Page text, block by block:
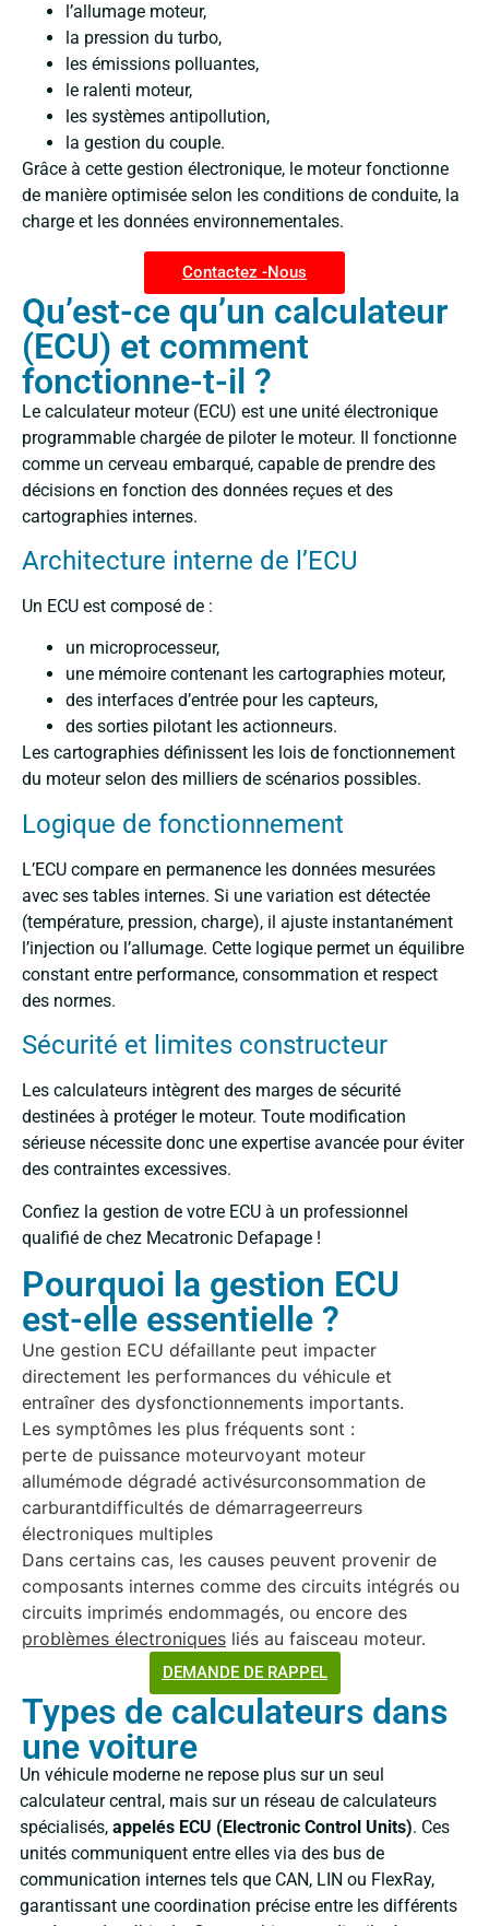
l’allumage moteur,
la pression du turbo,
les émissions polluantes,
le ralenti moteur,
les systèmes antipollution,
la gestion du couple.
Grâce à cette gestion électronique, le moteur fonctionne
de manière optimisée selon les conditions de conduite, la
charge et les données environnementales.
Contactez -Nous
Qu’est-ce qu’un calculateur
(ECU) et comment
fonctionne-t-il ?
Le calculateur moteur (ECU) est une unité électronique
programmable chargée de piloter le moteur. Il fonctionne
comme un cerveau embarqué, capable de prendre des
décisions en fonction des données reçues et des
cartographies internes.
Architecture interne de l’ECU
Un ECU est composé de :
un microprocesseur,
une mémoire contenant les cartographies moteur,
des interfaces d’entrée pour les capteurs,
des sorties pilotant les actionneurs.
Les cartographies définissent les lois de fonctionnement
du moteur selon des milliers de scénarios possibles.
Logique de fonctionnement
L’ECU compare en permanence les données mesurées
avec ses tables internes. Si une variation est détectée
(température, pression, charge), il ajuste instantanément
l’injection ou l’allumage. Cette logique permet un équilibre
constant entre performance, consommation et respect
des normes.
Sécurité et limites constructeur
Les calculateurs intègrent des marges de sécurité
destinées à protéger le moteur. Toute modification
sérieuse nécessite donc une expertise avancée pour éviter
des contraintes excessives.
Confiez la gestion de votre ECU à un professionnel
qualifié de chez Mecatronic Defapage !
Pourquoi la gestion ECU
est-elle essentielle ?
Une gestion ECU défaillante peut impacter
directement les performances du véhicule et
entraîner des dysfonctionnements importants.
Les symptômes les plus fréquents sont :
perte de puissance moteurvoyant moteur
allumémode dégradé activésurconsommation de
carburantdifficultés de démarrageerreurs
électroniques multiples
Dans certains cas, les causes peuvent provenir de
composants internes comme des circuits intégrés ou
circuits imprimés endommagés, ou encore des
problèmes électroniques liés au faisceau moteur.
DEMANDE DE RAPPEL
Types de calculateurs dans
une voiture
Un véhicule moderne ne repose plus sur un seul
calculateur central, mais sur un réseau de calculateurs
spécialisés, appelés ECU (Electronic Control Units). Ces
unités communiquent entre elles via des bus de
communication internes tels que CAN, LIN ou FlexRay,
garantissant une coordination précise entre les différents